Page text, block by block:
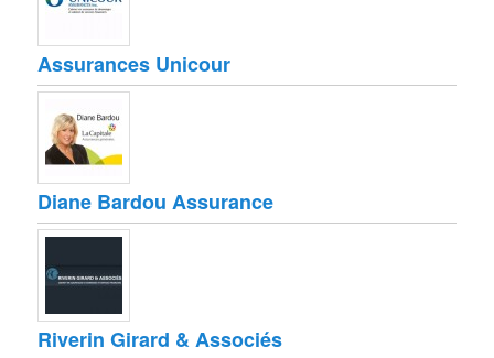
Assurances Unicour
Diane Bardou Assurance
Riverin Girard & Associés